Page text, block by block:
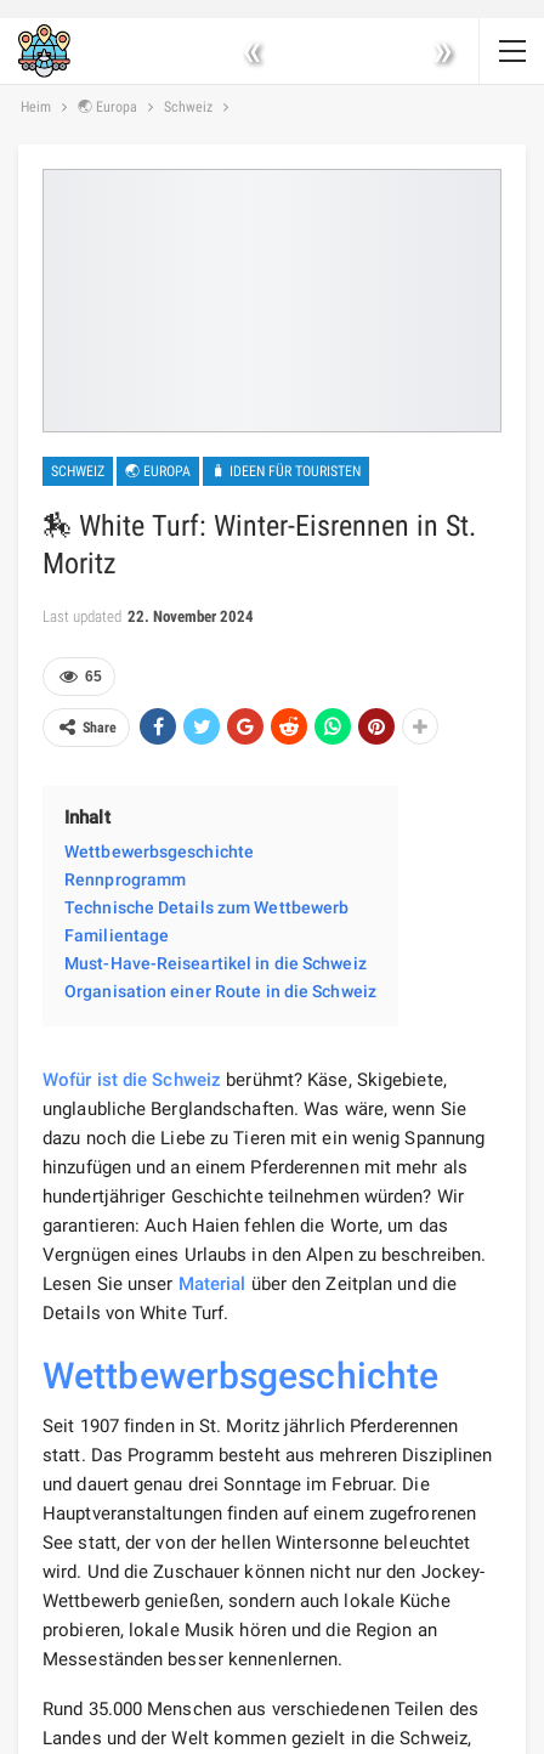
« »
Heim 🌏 Europa Schweiz
SCHWEIZ 🌏 EUROPA 🧳 IDEEN FÜR TOURISTEN
🏇 White Turf: Winter-Eisrennen in St.
Moritz
Last updated 22. November 2024
65
Share
Inhalt
Wettbewerbsgeschichte​
Rennprogramm
Technische Details zum Wettbewerb
Familientage
Must-Have-Reiseartikel in die Schweiz
Organisation einer Route in die Schweiz
Wofür ist die Schweiz berühmt? Käse, Skigebiete,
unglaubliche Berglandschaften. Was wäre, wenn Sie
dazu noch die Liebe zu Tieren mit ein wenig Spannung
hinzufügen und an einem Pferderennen mit mehr als
hundertjähriger Geschichte teilnehmen würden? Wir
garantieren: Auch Haien fehlen die Worte, um das
Vergnügen eines Urlaubs in den Alpen zu beschreiben.
Lesen Sie unser Material über den Zeitplan und die
Details von White Turf.
Wettbewerbsgeschichte
Seit 1907 finden in St. Moritz jährlich Pferderennen
statt. Das Programm besteht aus mehreren Disziplinen
und dauert genau drei Sonntage im Februar. Die
Hauptveranstaltungen finden auf einem zugefrorenen
See statt, der von der hellen Wintersonne beleuchtet
wird. Und die Zuschauer können nicht nur den Jockey-
Wettbewerb genießen, sondern auch lokale Küche
probieren, lokale Musik hören und die Region an
Messeständen besser kennenlernen.
Rund 35.000 Menschen aus verschiedenen Teilen des
Landes und der Welt kommen gezielt in die Schweiz,